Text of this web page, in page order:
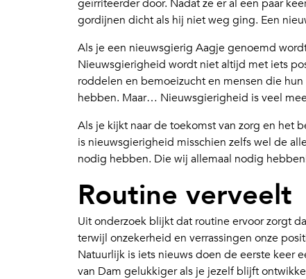
geïrriteerder door. Nadat ze er al een paar
gordijnen dicht als hij niet weg ging. Een
Als je een nieuwsgierig Aagje genoemd
Nieuwsgierigheid wordt niet altijd met iets
roddelen en bemoeizucht en mensen die
hebben. Maar… Nieuwsgierigheid is veel
Als je kijkt naar de toekomst van zorg en het
is nieuwsgierigheid misschien zelfs wel de
nodig hebben. Die wij allemaal nodig
Routine verveelt
Uit onderzoek blijkt dat routine ervoor zorgt
terwijl onzekerheid en verrassingen onze
Natuurlijk is iets nieuws doen de eerste keer
van Dam gelukkiger als je jezelf blijft